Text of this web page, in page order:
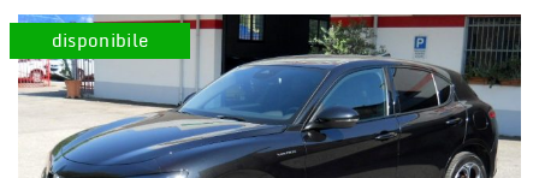
SERVIZI
CONTATTI
RECENSIONI
disponibile
tue
preferenze
di
consenso
tecnologie
di